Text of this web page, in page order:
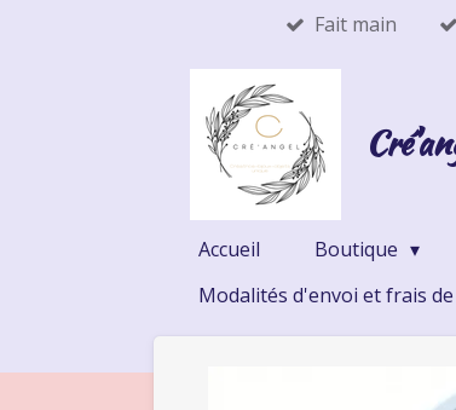
Fait main
Accueil Boutique
Modalités d'envoi et frais